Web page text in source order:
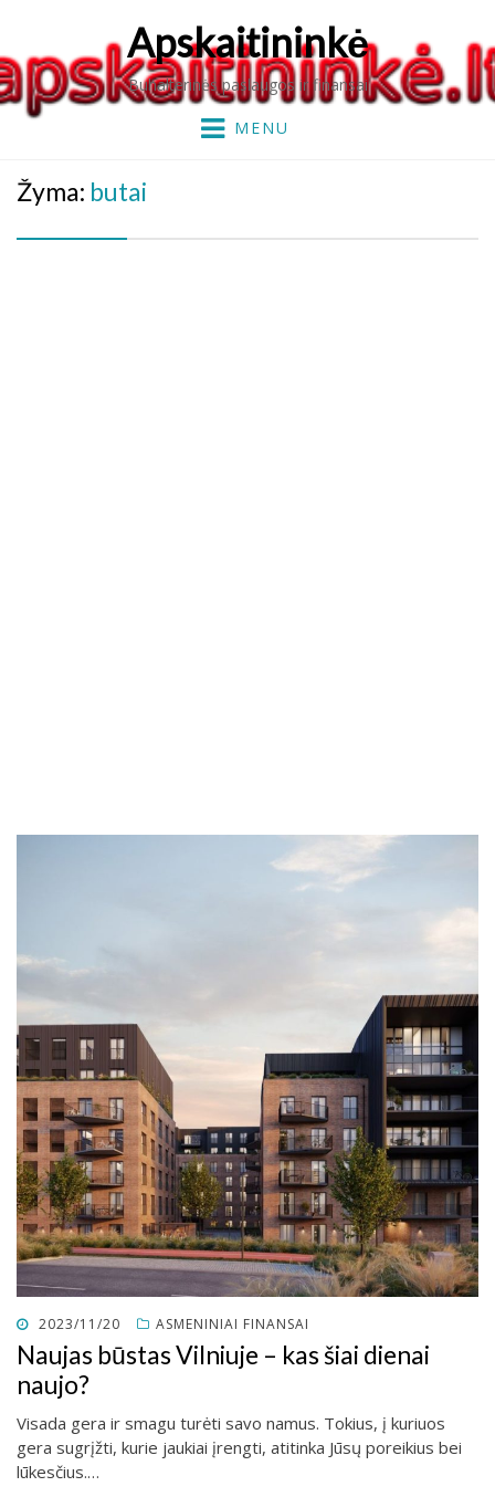
Apskaitininkė
Buhalterinės paslaugos ir finansai
MENU
Žyma: butai
POSTED
ON
2023/11/20 ASMENINIAI FINANSAI
Naujas būstas Vilniuje – kas šiai dienai
naujo?
Visada gera ir smagu turėti savo namus. Tokius, į kuriuos
gera sugrįžti, kurie jaukiai įrengti, atitinka Jūsų poreikius bei
lūkesčius.…